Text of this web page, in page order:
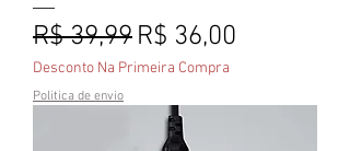
Preço normal
R$ 39,99 Preço promocional
R$ 36,00
Desconto Na Primeira Compra
Politica de envio